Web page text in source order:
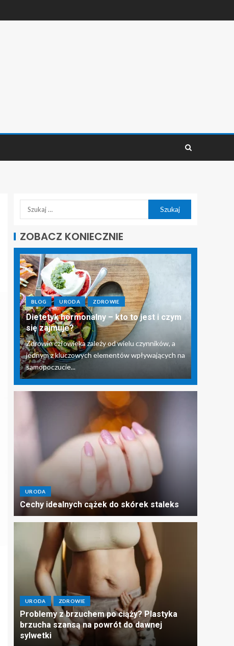
ZOBACZ KONIECZNIE
BLOG URODA ZDROWIE
Dietetyk hormonalny – kto to jest i czym
się zajmuje?
Zdrowie człowieka zależy od wielu czynników, a
jednym z kluczowych elementów wpływających na
samopoczucie...
URODA
Cechy idealnych cążek do skórek staleks
URODA ZDROWIE
Problemy z brzuchem po ciąży? Plastyka
brzucha szansą na powrót do dawnej
sylwetki